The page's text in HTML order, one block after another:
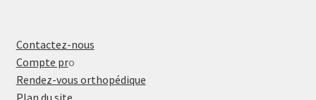
Contactez-nous
Compte pro
Rendez-vous orthopédique
Plan du site